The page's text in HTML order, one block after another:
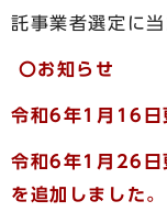
託事業者選定に
〇お知らせ
令和6年1月16日
令和6年1月26日
を追加しました。